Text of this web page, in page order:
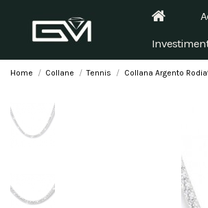
Home Collane Tennis Collana Argento